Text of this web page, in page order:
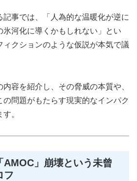
記事では、「人為的な温暖化が逆に
氷河化に導くかもしれない」とい
ィクションのような仮説が本気で議
容を紹介し、その脅威の本質や、
問題がもたらす現実的なインパク
。
AMOC」崩壊という未曾
フ